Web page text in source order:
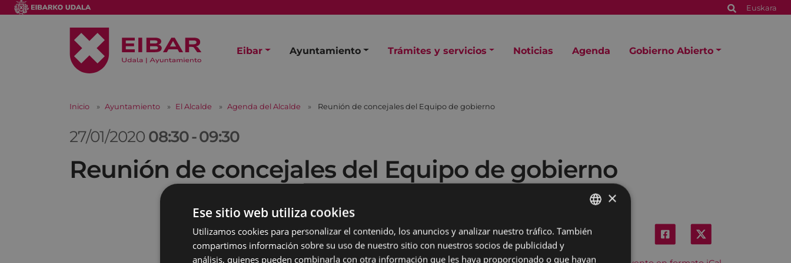
Euskara
Eibar Ayuntamiento Trámites y servicios Noticias Agenda Gobierno Abierto
Inicio Ayuntamiento El Alcalde Agenda del Alcalde Reunión de concejales del Equipo de gobierno
27/01/2020 08:30-09:30
Reunión de concejales del Equipo de gobierno
BASQUE
×
Ese sitio web utiliza cookies
Utilizamos cookies para personalizar el contenido, los anuncios y analizar nuestro tráfico. También
compartimos información sobre su uso de nuestro sitio con nuestros socios de publicidad y
análisis, quienes pueden combinarla con otra información que les haya proporcionado o que hayan